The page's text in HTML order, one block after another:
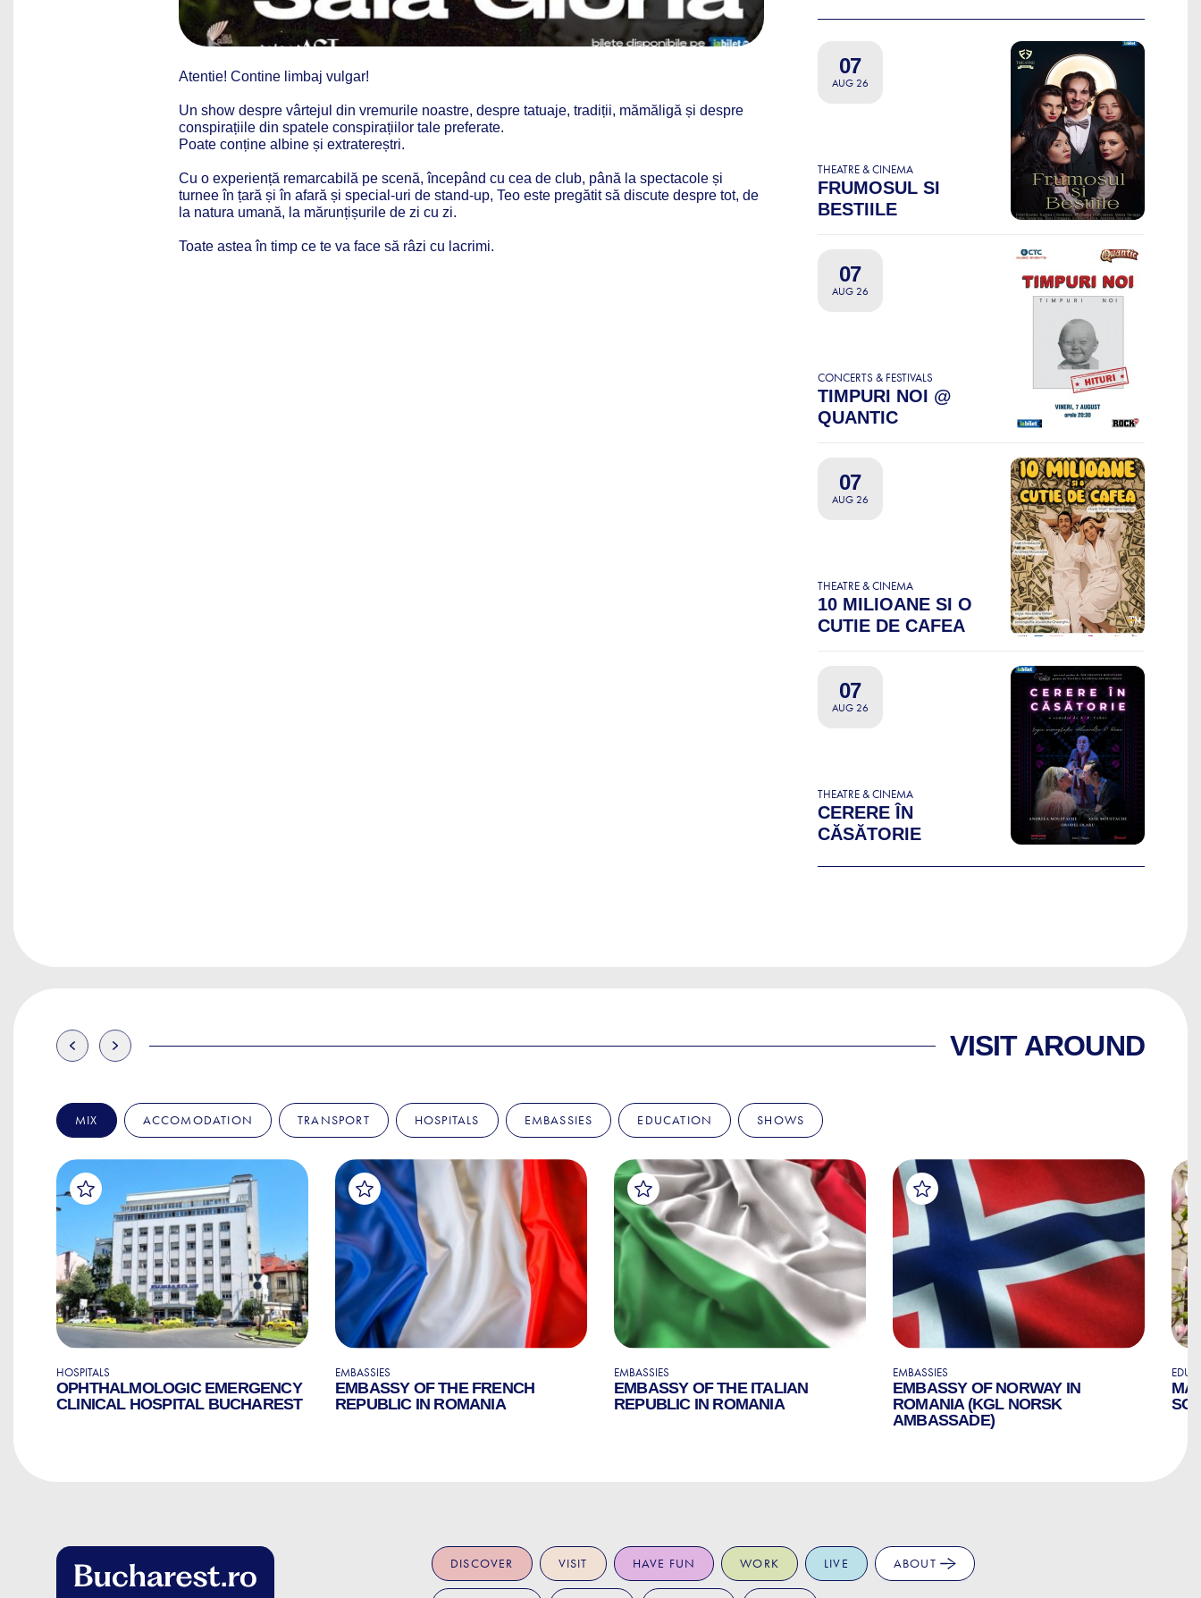
Atentie! Contine limbaj vulgar!
Un show despre vârtejul din vremurile noastre, despre tatuaje, tradiții, mămăligă și despre
conspirațiile din spatele conspirațiilor tale preferate.
Poate conține albine și extratereștri.
Cu o experiență remarcabilă pe scenă, începând cu cea de club, până la spectacole și
turnee în țară și în afară și special-uri de stand-up, Teo este pregătit să discute despre tot, de
la natura umană, la mărunțișurile de zi cu zi.
Toate astea în timp ce te va face să râzi cu lacrimi.
07
AUG 26
THEATRE & CINEMA
FRUMOSUL SI
BESTIILE
07
AUG 26
CONCERTS & FESTIVALS
TIMPURI NOI @
QUANTIC
07
AUG 26
THEATRE & CINEMA
10 MILIOANE SI O
CUTIE DE CAFEA
07
AUG 26
THEATRE & CINEMA
CERERE ÎN
CĂSĂTORIE
VISIT AROUND
MIX ACCOMODATION TRANSPORT HOSPITALS EMBASSIES EDUCATION SHOWS
HOSPITALS
OPHTHALMOLOGIC EMERGENCY
CLINICAL HOSPITAL BUCHAREST
EMBASSIES
EMBASSY OF THE FRENCH
REPUBLIC IN ROMANIA
EMBASSIES
EMBASSY OF THE ITALIAN
REPUBLIC IN ROMANIA
EMBASSIES
EMBASSY OF NORWAY IN
ROMANIA (KGL NORSK
AMBASSADE)
DISCOVER VISIT HAVE FUN WORK LIVE ABOUT